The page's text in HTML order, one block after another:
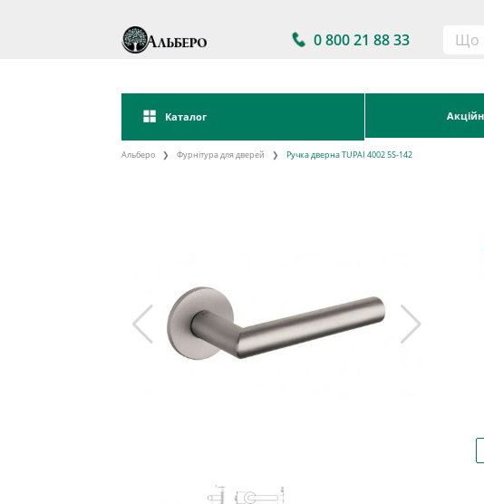
0 800 21 88 33
Каталог
Альберо Фурнітура для дверей Ручка дверна TUPAI 4002 5S-142